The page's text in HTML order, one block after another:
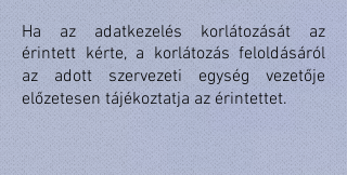
Ha az adatkezelés korlátozását az
érintett kérte, a korlátozás feloldásáról
az adott szervezeti egység vezetője
előzetesen tájékoztatja az érintettet.